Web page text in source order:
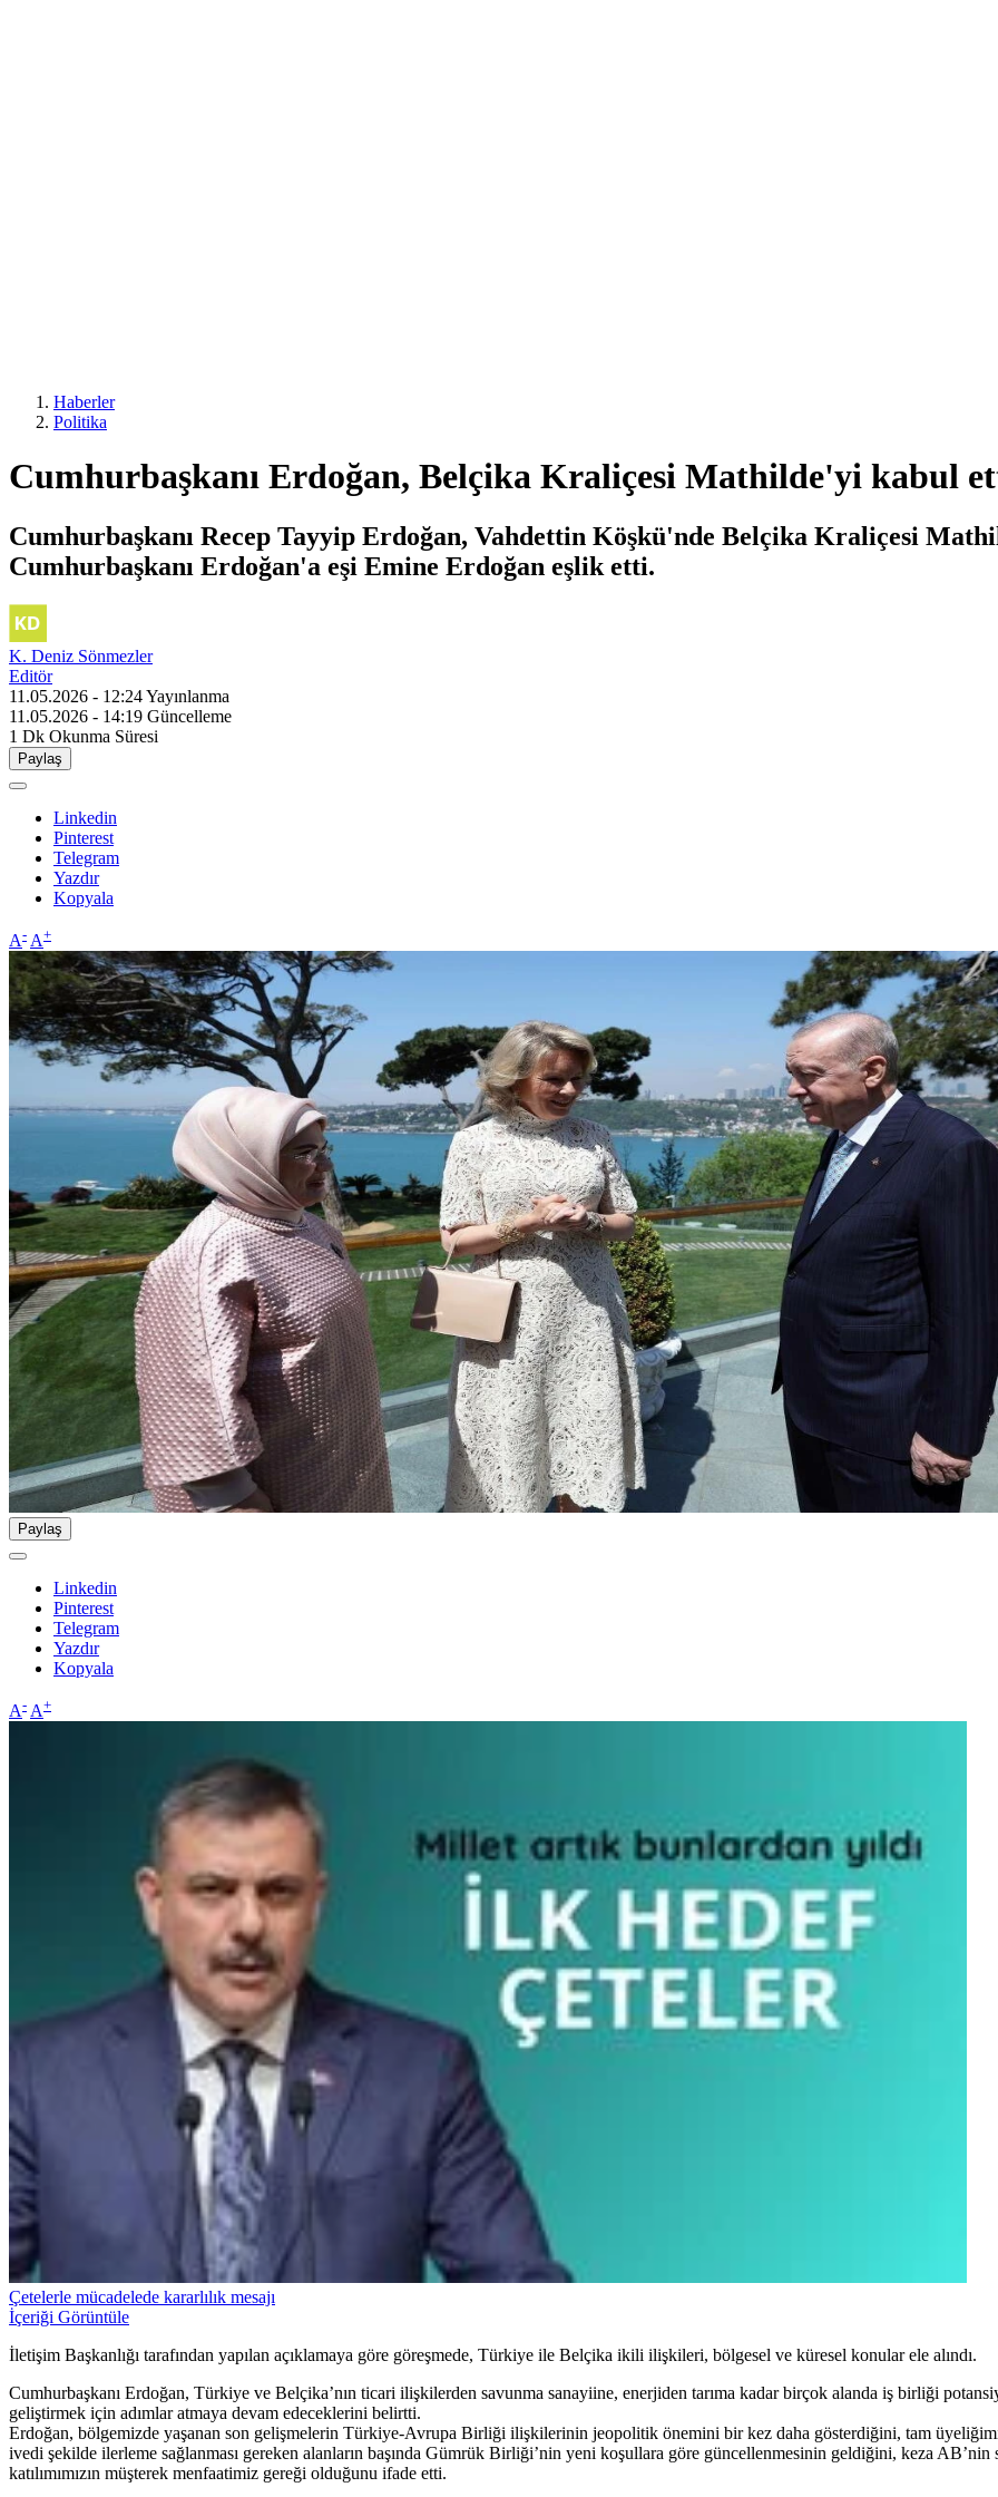
Haberler
Politika
Cumhurbaşkanı Erdoğan, Belçika Kraliçesi Mathilde'yi kabul
Cumhurbaşkanı Recep Tayyip Erdoğan, Vahdettin Köşkü'nde Belçika Kraliçesi
Cumhurbaşkanı Erdoğan'a eşi Emine Erdoğan eşlik etti.
K. Deniz Sönmezler
Editör
11.05.2026 - 12:24Yayınlanma
11.05.2026 - 14:19 Güncelleme
1 Dk Okunma Süresi
Paylaş
Linkedin
Pinterest
Telegram
Yazdır
Kopyala
A- A+
Paylaş
Linkedin
Pinterest
Telegram
Yazdır
Kopyala
A- A+
Çetelerle mücadelede kararlılık mesajı
İçeriği Görüntüle
İletişim Başkanlığı tarafından yapılan açıklamaya göre göreşmede, Türkiye ile Belçika ikili ilişkileri, bölgesel ve küresel konular ele alındı.
Cumhurbaşkanı Erdoğan, Türkiye ve Belçika’nın ticari ilişkilerden savunma sanayiine, enerjiden tarıma kadar birçok alanda iş birliği
geliştirmek için adımlar atmaya devam edeceklerini belirtti.
Erdoğan, bölgemizde yaşanan son gelişmelerin Türkiye-Avrupa Birliği ilişkilerinin jeopolitik önemini bir kez daha gösterdiğini, tam
ivedi şekilde ilerleme sağlanması gereken alanların başında Gümrük Birliği’nin yeni koşullara göre güncellenmesinin geldiğini, keza
katılımımızın müşterek menfaatimiz gereği olduğunu ifade etti.